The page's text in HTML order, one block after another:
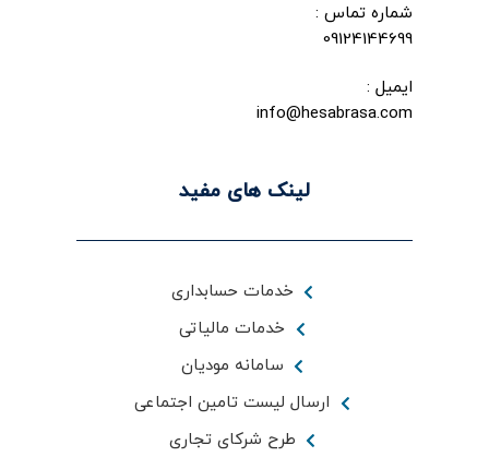
شماره تماس :
09124144699
ایمیل :
info@hesabrasa.com
لینک های مفید
خدمات حسابداری
خدمات مالیاتی
سامانه مودیان
ارسال لیست تامین اجتماعی
طرح شرکای تجاری